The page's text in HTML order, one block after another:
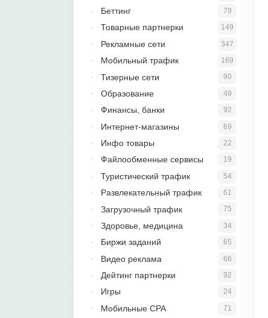
79
Беттинг
149
Товарные партнерки
347
Рекламные сети
169
Мобильный трафик
90
Тизерные сети
49
Образование
92
Финансы, банки
69
Интернет-магазины
22
Инфо товары
19
Файлообменные сервисы
54
Туристический трафик
61
Развлекательный трафик
75
Загрузочный трафик
34
Здоровье, медицина
65
Биржи заданий
66
Видео реклама
92
Дейтинг партнерки
24
Игры
71
Мобильные CPA